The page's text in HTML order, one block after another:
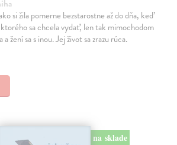
si žila pomerne bezstarostne až do dňa, keď
sa chcela vydať, len tak mimochodom
a žení sa s inou. Jej život sa zrazu rúca.
na sklade